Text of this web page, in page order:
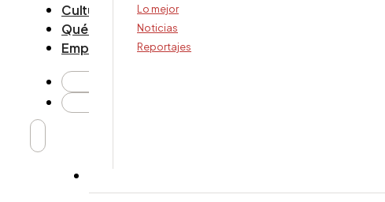
Cultura y ocio
Qué ver y hacer
Empresa
Lo mejor
Noticias
Reportajes